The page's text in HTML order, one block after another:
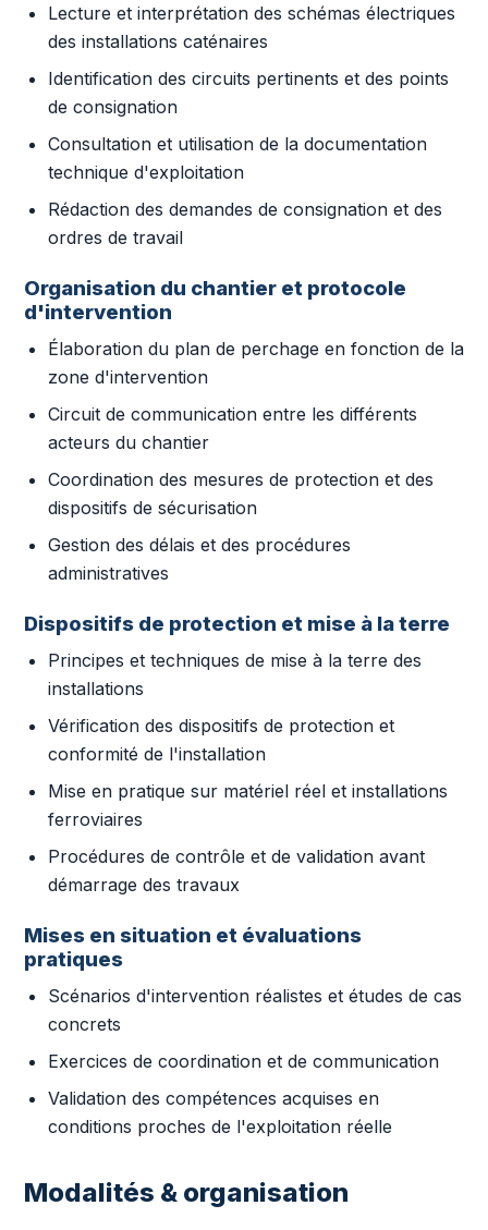
Lecture et interprétation des schémas électriques
des installations caténaires
Identification des circuits pertinents et des points
de consignation
Consultation et utilisation de la documentation
technique d'exploitation
Rédaction des demandes de consignation et des
ordres de travail
Organisation du chantier et protocole
d'intervention
Élaboration du plan de perchage en fonction de la
zone d'intervention
Circuit de communication entre les différents
acteurs du chantier
Coordination des mesures de protection et des
dispositifs de sécurisation
Gestion des délais et des procédures
administratives
Dispositifs de protection et mise à la terre
Principes et techniques de mise à la terre des
installations
Vérification des dispositifs de protection et
conformité de l'installation
Mise en pratique sur matériel réel et installations
ferroviaires
Procédures de contrôle et de validation avant
démarrage des travaux
Mises en situation et évaluations
pratiques
Scénarios d'intervention réalistes et études de cas
concrets
Exercices de coordination et de communication
Validation des compétences acquises en
conditions proches de l'exploitation réelle
Modalités & organisation